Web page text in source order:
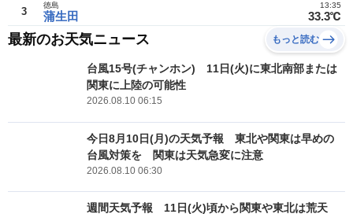
3 蒲生田
徳島
33.3℃
13:35
最新のお天気ニュース もっと読む
台風15号(チャンホン) 11日(火)に東北南部または
関東に上陸の可能性
2026.08.10 06:15
今日8月10日(月)の天気予報 東北や関東は早めの
台風対策を 関東は天気急変に注意
2026.08.10 06:30
週間天気予報 11日(火)頃から関東や東北は荒天